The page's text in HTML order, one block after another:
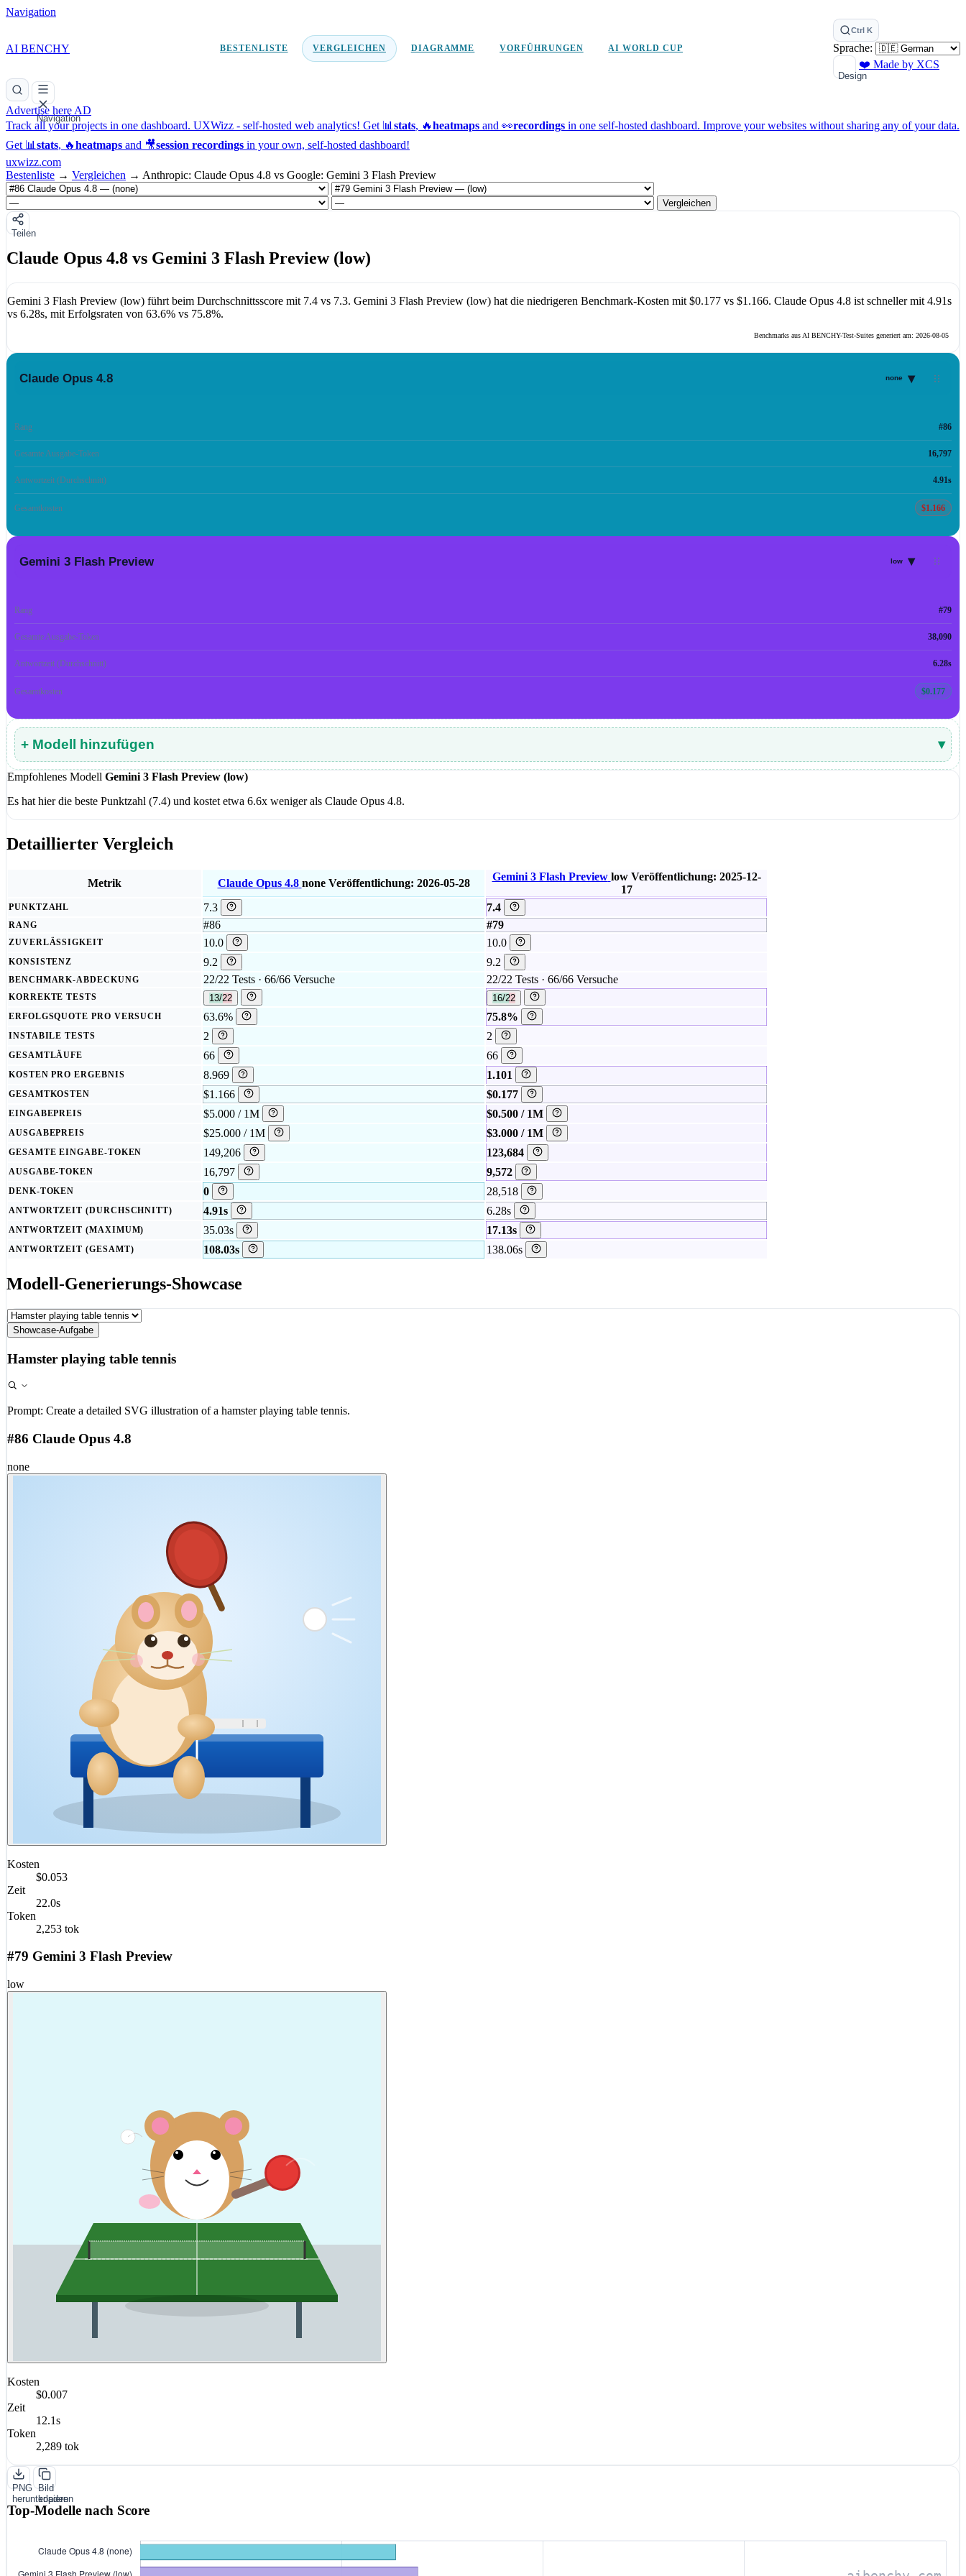
Navigation
AI BENCHY BESTENLISTE VERGLEICHEN DIAGRAMME VORFÜHRUNGEN AI WORLD CUP
Ctrl K
Sprache:
Design
❤️ Made by XCS
Navigation
Advertise here AD
Track all your projects in one dashboard. UXWizz - self-hosted web analytics! Get 📊 stats, 🔥heatmaps and 👀recordings in one self-hosted dashboard. Improve your websites without sharing any of your data.
Get 📊 stats, 🔥heatmaps and 🎥session recordings in your own, self-hosted dashboard!
uxwizz.com
Bestenliste → Vergleichen → Anthropic: Claude Opus 4.8 vs Google: Gemini 3 Flash Preview
Vergleichen
Teilen
Claude Opus 4.8 vs Gemini 3 Flash Preview (low)
Gemini 3 Flash Preview (low) führt beim Durchschnittsscore mit 7.4 vs 7.3. Gemini 3 Flash Preview (low) hat die niedrigeren Benchmark-Kosten mit $0.177 vs $1.166. Claude Opus 4.8 ist schneller mit 4.91s
vs 6.28s, mit Erfolgsraten von 63.6% vs 75.8%.
Benchmarks aus AI BENCHY-Test-Suites generiert am: 2026-08-05
Claude Opus 4.8 none ▾
Rang #86
Gesamte Ausgabe-Token 16,797
Antwortzeit (Durchschnitt) 4.91s
Gesamtkosten $1.166
Gemini 3 Flash Preview low ▾
Rang #79
Gesamte Ausgabe-Token 38,090
Antwortzeit (Durchschnitt) 6.28s
Gesamtkosten $0.177
+ Modell hinzufügen ▾
Empfohlenes Modell Gemini 3 Flash Preview (low)
Es hat hier die beste Punktzahl (7.4) und kostet etwa 6.6x weniger als Claude Opus 4.8.
Detaillierter Vergleich
Metrik Claude Opus 4.8 none Veröffentlichung: 2026-05-28
Gemini 3 Flash Preview low Veröffentlichung: 2025-12-
17
PUNKTZAHL 7.3 7.4
RANG #86 #79
ZUVERLÄSSIGKEIT 10.0 10.0
KONSISTENZ 9.2 9.2
BENCHMARK-ABDECKUNG 22/22 Tests · 66/66 Versuche 22/22 Tests · 66/66 Versuche
KORREKTE TESTS 13/22 16/22
ERFOLGSQUOTE PRO VERSUCH 63.6% 75.8%
INSTABILE TESTS 2 2
GESAMTLÄUFE 66 66
KOSTEN PRO ERGEBNIS 8.969 1.101
GESAMTKOSTEN $1.166 $0.177
EINGABEPREIS $5.000 / 1M $0.500 / 1M
AUSGABEPREIS $25.000 / 1M $3.000 / 1M
GESAMTE EINGABE-TOKEN 149,206 123,684
AUSGABE-TOKEN 16,797 9,572
DENK-TOKEN 0 28,518
ANTWORTZEIT (DURCHSCHNITT) 4.91s 6.28s
ANTWORTZEIT (MAXIMUM) 35.03s 17.13s
ANTWORTZEIT (GESAMT) 108.03s 138.06s
Modell-Generierungs-Showcase
Showcase-Aufgabe
Hamster playing table tennis
Prompt: Create a detailed SVG illustration of a hamster playing table tennis.
#86 Claude Opus 4.8
none
Kosten
$0.053
Zeit
22.0s
Token
2,253 tok
#79 Gemini 3 Flash Preview
low
Kosten
$0.007
Zeit
12.1s
Token
2,289 tok
PNG
herunterladen
Bild
kopieren
Top-Modelle nach Score